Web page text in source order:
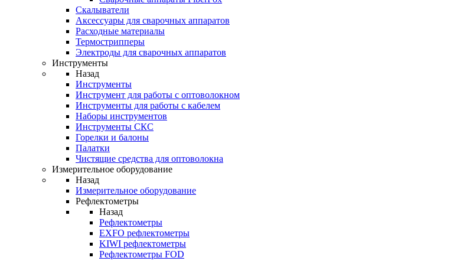
Скалыватели
Аксессуары для сварочных аппаратов
Расходные материалы
Термострипперы
Электроды для сварочных аппаратов
Инструменты
Назад
Инструменты
Инструмент для работы с оптоволокном
Инструменты для работы с кабелем
Наборы инструментов
Инструменты СКС
Горелки и балоны
Палатки
Чистящие средства для оптоволокна
Измерительное оборудование
Назад
Измерительное оборудование
Рефлектометры
Назад
Рефлектометры
EXFO рефлектометры
KIWI рефлектометры
Рефлектометры FOD